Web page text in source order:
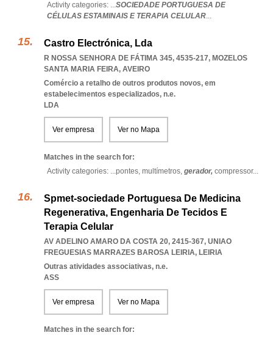
Activity categories: ...SOCIEDADE PORTUGUESA DE
CÉLULAS ESTAMINAIS E TERAPIA CELULAR...
Castro Electrónica, Lda
R NOSSA SENHORA DE FÁTIMA 345, 4535-217, MOZELOS
SANTA MARIA FEIRA, AVEIRO
Comércio a retalho de outros produtos novos, em
estabelecimentos especializados, n.e.
LDA
Ver empresa Ver no Mapa
Matches in the search for:
Activity categories: ...pontes, multímetros, gerador, compressor...
Spmet-sociedade Portuguesa De Medicina
Regenerativa, Engenharia De Tecidos E
Terapia Celular
AV ADELINO AMARO DA COSTA 20, 2415-367, UNIAO
FREGUESIAS MARRAZES BAROSA LEIRIA, LEIRIA
Outras atividades associativas, n.e.
ASS
Ver empresa Ver no Mapa
Matches in the search for: